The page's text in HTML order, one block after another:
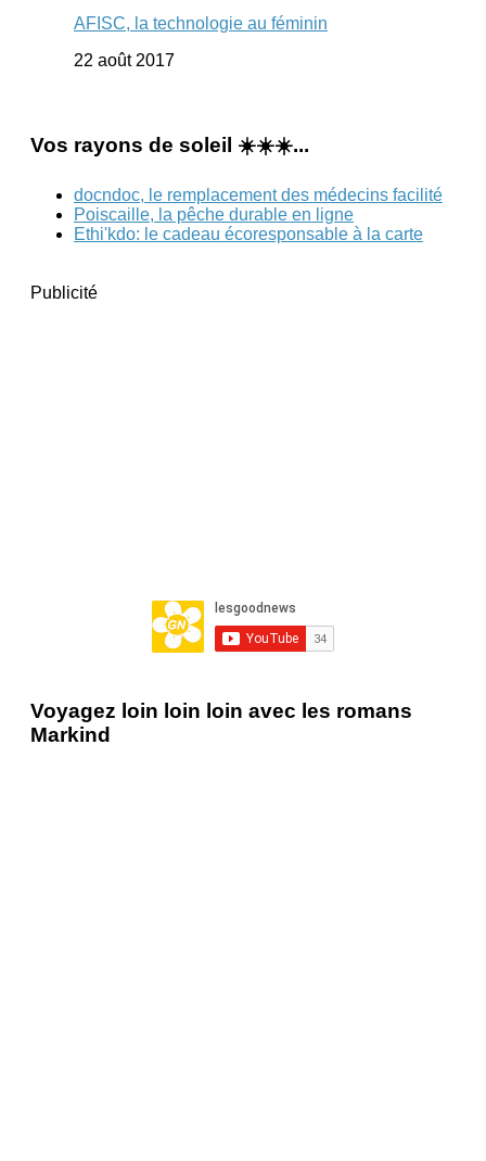
AFISC, la technologie au féminin
22 août 2017
Vos rayons de soleil ☀️☀️☀️...
docndoc, le remplacement des médecins facilité
Poiscaille, la pêche durable en ligne
Ethi'kdo: le cadeau écoresponsable à la carte
Publicité
Voyagez loin loin loin avec les romans
Markind